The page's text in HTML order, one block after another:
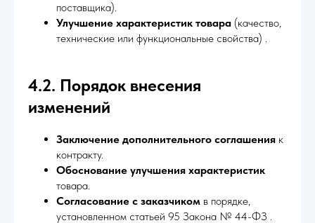
поставщика).
Улучшение характеристик товара (качество,
технические или функциональные свойства) .
4.2. Порядок внесения
изменений
Заключение дополнительного соглашения к
контракту.
Обоснование улучшения характеристик
товара.
Согласование с заказчиком в порядке,
установленном статьей 95 Закона № 44-ФЗ .